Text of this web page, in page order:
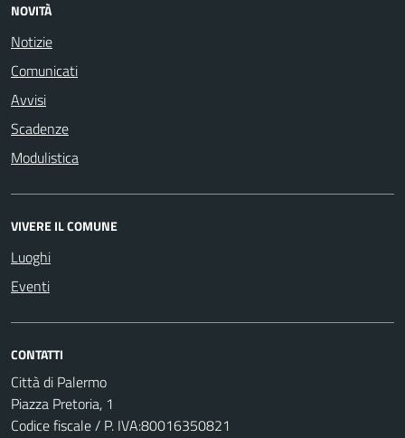
NOVITÀ
Notizie
Comunicati
Avvisi
Scadenze
Modulistica
VIVERE IL COMUNE
Luoghi
Eventi
CONTATTI
Città di Palermo
Piazza Pretoria, 1
Codice fiscale / P. IVA:80016350821